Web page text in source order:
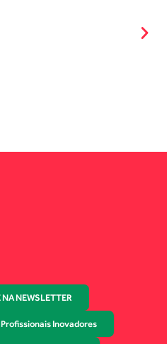
NEWSLETTER
Inovadores